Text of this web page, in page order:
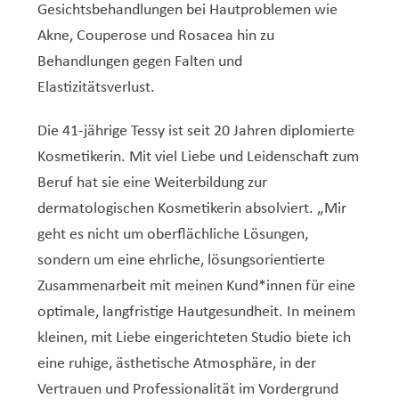
Gesichtsbehandlungen bei Hautproblemen wie
Akne, Couperose und Rosacea hin zu
Behandlungen gegen Falten und
Elastizitätsverlust.
Die 41-jährige Tessy ist seit 20 Jahren diplomierte
Kosmetikerin. Mit viel Liebe und Leidenschaft zum
Beruf hat sie eine Weiterbildung zur
dermatologischen Kosmetikerin absolviert. „Mir
geht es nicht um oberflächliche Lösungen,
sondern um eine ehrliche, lösungsorientierte
Zusammenarbeit mit meinen Kund*innen für eine
optimale, langfristige Hautgesundheit. In meinem
kleinen, mit Liebe eingerichteten Studio biete ich
eine ruhige, ästhetische Atmosphäre, in der
Vertrauen und Professionalität im Vordergrund